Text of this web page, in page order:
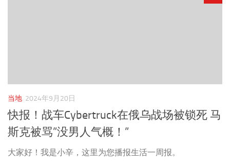
当地 2024年9月20日
快报！战车Cybertruck在俄乌战场被锁死 马
斯克被骂”没男人气概！”
大家好！我是小辛，这里为您播报生活一周报。